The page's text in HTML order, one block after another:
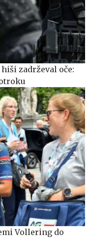
zadrževal oče:
Vollering do